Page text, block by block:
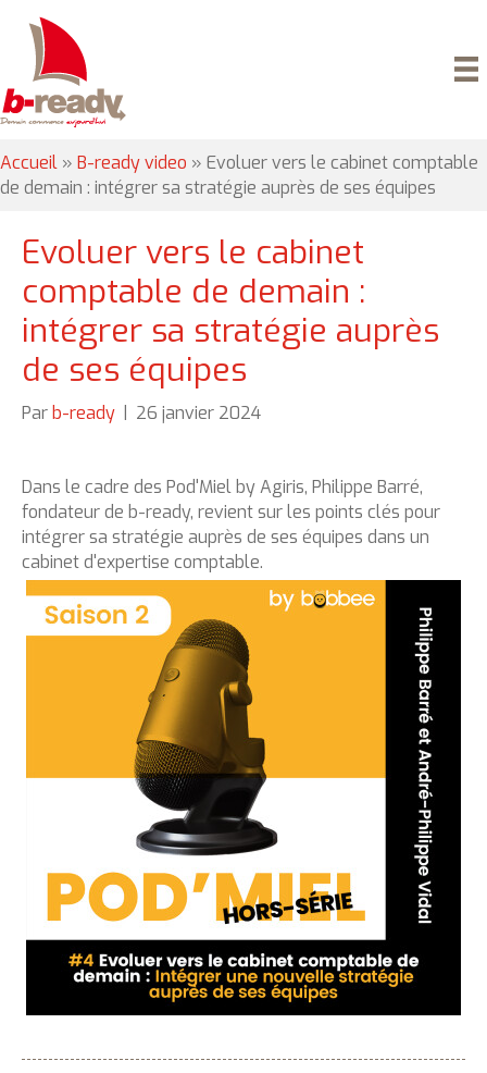
Accueil » B-ready video » Evoluer vers le cabinet comptable
de demain : intégrer sa stratégie auprès de ses équipes
Evoluer vers le cabinet
comptable de demain :
intégrer sa stratégie auprès
de ses équipes
Par b-ready 26 janvier 2024
Dans le cadre des Pod'Miel by Agiris, Philippe Barré,
fondateur de b-ready, revient sur les points clés pour
intégrer sa stratégie auprès de ses équipes dans un
cabinet d'expertise comptable.